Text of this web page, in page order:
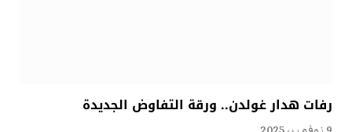
رفات هدار غولدن.. ورقة التفاوض الجديدة